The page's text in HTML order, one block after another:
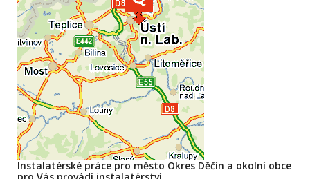
Instalatérské práce pro město Okres Děčín a okolní obce